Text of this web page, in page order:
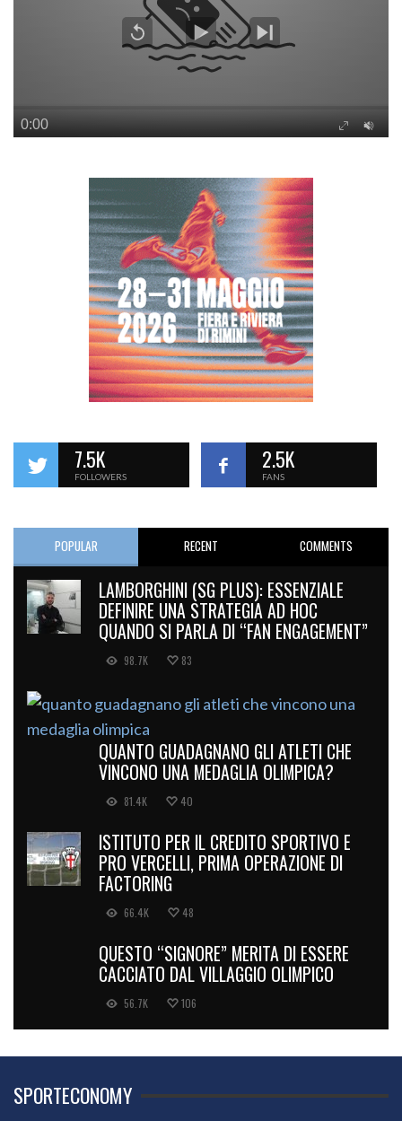
7.5K
FOLLOWERS
2.5K
FANS
POPULAR RECENT COMMENTS
LAMBORGHINI (SG PLUS): ESSENZIALE
DEFINIRE UNA STRATEGIA AD HOC
QUANDO SI PARLA DI “FAN ENGAGEMENT”
98.7K 83
QUANTO GUADAGNANO GLI ATLETI CHE
VINCONO UNA MEDAGLIA OLIMPICA?
81.4K 40
ISTITUTO PER IL CREDITO SPORTIVO E
PRO VERCELLI, PRIMA OPERAZIONE DI
FACTORING
66.4K 48
QUESTO “SIGNORE” MERITA DI ESSERE
CACCIATO DAL VILLAGGIO OLIMPICO
56.7K 106
SPORTECONOMY